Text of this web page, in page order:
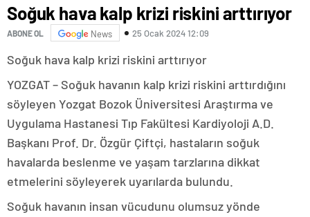
Soğuk hava kalp krizi riskini arttırıyor
ABONE OL News 25 Ocak 2024 12:09
Soğuk hava kalp krizi riskini arttırıyor
YOZGAT – Soğuk havanın kalp krizi riskini arttırdığını
söyleyen Yozgat Bozok Üniversitesi Araştırma ve
Uygulama Hastanesi Tıp Fakültesi Kardiyoloji A.D.
Başkanı Prof. Dr. Özgür Çiftçi, hastaların soğuk
havalarda beslenme ve yaşam tarzlarına dikkat
etmelerini söyleyerek uyarılarda bulundu.
Soğuk havanın insan vücudunu olumsuz yönde